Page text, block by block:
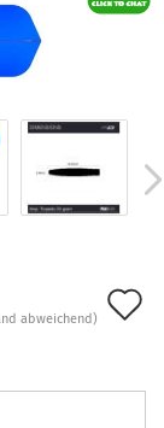
abweichend)